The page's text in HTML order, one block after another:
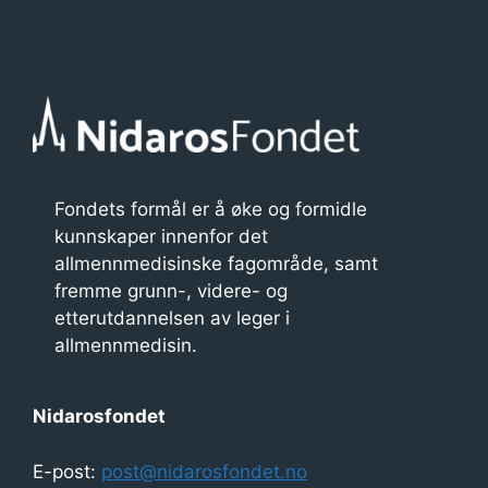
Fondets formål er å øke og formidle
kunnskaper innenfor det
allmennmedisinske fagområde, samt
fremme grunn-, videre- og
etterutdannelsen av leger i
allmennmedisin.
Nidarosfondet
E-post: post@nidarosfondet.no